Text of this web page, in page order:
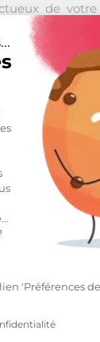
'Préférences
de
une
conception
et
et en
Coton,
Produit certifié
x 200cm.
: Lavage à
linge possible.
Chambre
a des
"Ourea" et
les autres,